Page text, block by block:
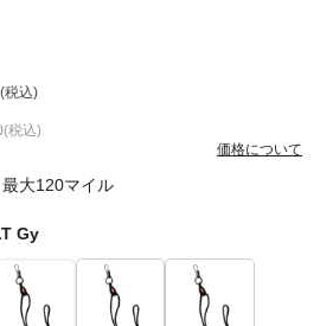
大120マイル
税込)
(税込)
価格について
Gy